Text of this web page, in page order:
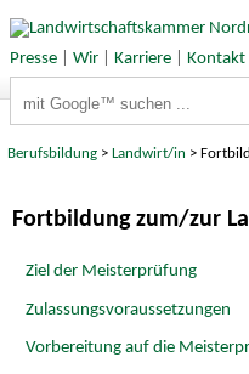
Presse| Wir| Karriere| Kontakt
Berufsbildung >Landwirt/in >
Fortbildung zum/zur
Ziel der Meisterprüfung
Zulassungsvoraussetzungen
Vorbereitung auf die